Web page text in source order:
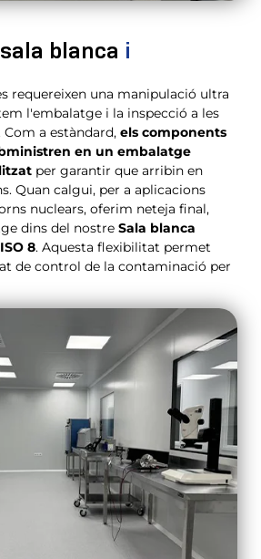
blanca i
requereixen una manipulació ultra
l'embalatge i la inspecció a les
a estàndard, els components
en un embalatge
per garantir que arribin en
Quan calgui, per a aplicacions
nuclears, oferim neteja final,
dins del nostre Sala blanca
8. Aquesta flexibilitat permet
de control de la contaminació per